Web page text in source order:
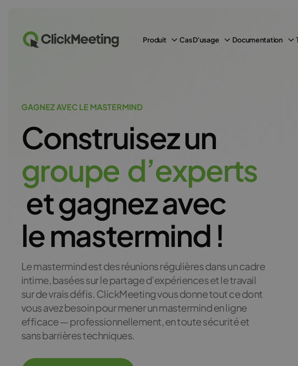
Produit Cas D'usage Documentation
GAGNEZ AVEC LE MASTERMIND
Construisezun
groupe d’experts
etgagnezavec
lemastermind !
Le mastermind est des réunions régulières dans un cadre
intime, basées sur le partage d’expériences et le travail
sur de vrais défis. ClickMeeting vous donne tout ce dont
vous avez besoin pour mener un mastermind en ligne
efficace — professionnellement, en toute sécurité et
sans barrières techniques.